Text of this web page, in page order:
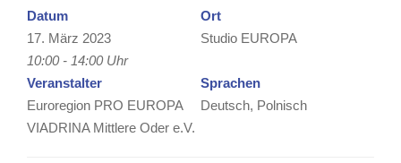
Datum
17. März 2023
10:00 - 14:00 Uhr
Ort
Studio EUROPA
Veranstalter
Euroregion PRO EUROPA
VIADRINA Mittlere Oder e.V.
Sprachen
Deutsch, Polnisch